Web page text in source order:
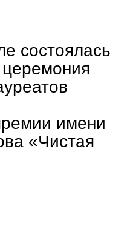
состоялась
имени
«Чистая